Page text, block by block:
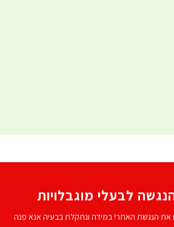
לבעלי מוגבלויות
את הנגשת האתר! במידה ונתקלת בבעיה אנא פנה